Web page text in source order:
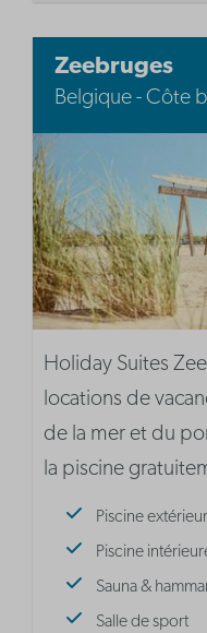
Zeebruges
Belgique - Côte
Holiday Suites
locations de
de la mer et du
la piscine
Piscine
Piscine
Sauna &
Salle de sport